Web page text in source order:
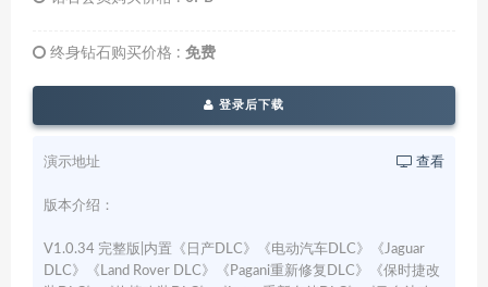
终身钻石购买价格 : 免费
登录后下载
演示地址 查看
版本介绍：
V1.0.34 完整版|内置《日产DLC》《电动汽车DLC》《Jaguar
DLC》《Land Rover DLC》《Pagani重新修复DLC》《保时捷改